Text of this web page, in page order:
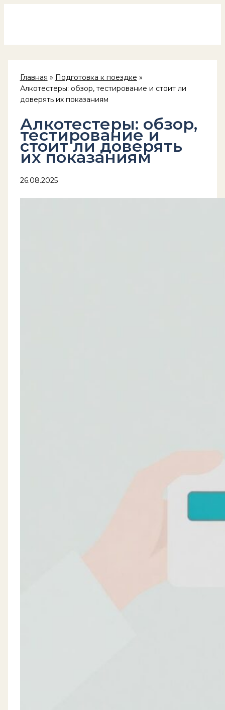
Главная
Подготовка к поездке
Алкотестеры: обзор, тестирование и стоит ли
доверять их показаниям
Алкотестеры: обзор,
тестирование и
стоит ли доверять
их показаниям
26.08.2025